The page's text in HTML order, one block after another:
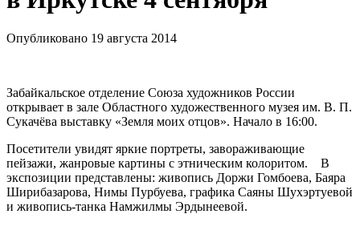
Опубликовано 19 августа 2014
Забайкальское отделение Союза художников России
открывает в зале Областного художественного музея им. В. П.
Сукачёва выставку «Земля моих отцов». Начало в 16:00.
Посетители увидят яркие портреты, завораживающие
пейзажи, жанровые картины с этническим колоритом. В
экспозиции представлены: живопись Доржи Гомбоева, Баяра
Ширибазарова, Нимы Пурбуева, графика Саяны Шухэртуевой
и живопись-танка Намжилмы Эрдынеевой.